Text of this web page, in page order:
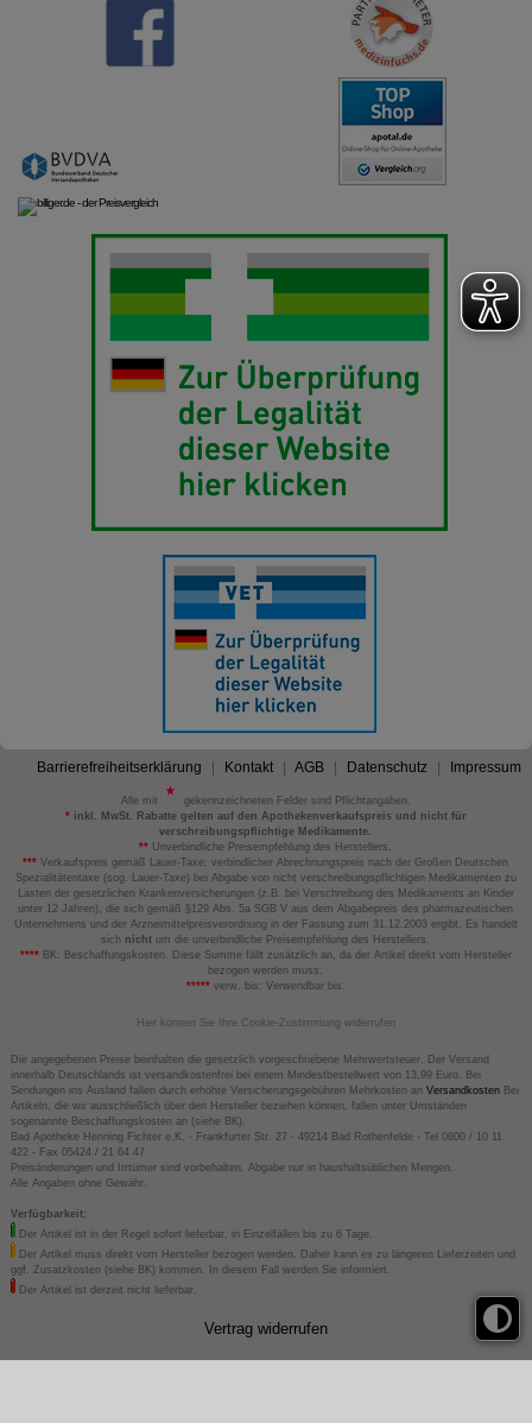
Barrierefreiheitserklärung Kontakt AGB Datenschutz Impressum
Alle mit
gekennzeichneten Felder sind Pflichtangaben.
*inkl. MwSt. Rabatte gelten auf den Apothekenverkaufspreis und nicht für
verschreibungspflichtige Medikamente.
** Unverbindliche Preisempfehlung des Herstellers.
*** Verkaufspreis gemäß Lauer-Taxe; verbindlicher Abrechnungspreis nach der Großen Deutschen
Spezialitätentaxe (sog. Lauer-Taxe) bei Abgabe von nicht verschreibungspflichtigen Medikamenten zu
Lasten der gesetzlichen Krankenversicherungen (z.B. bei Verschreibung des Medikaments an Kinder
unter 12 Jahren), die sich gemäß §129 Abs. 5a SGB V aus dem Abgabepreis des pharmazeutischen
Unternehmens und der Arzneimittelpreisverordnung in der Fassung zum 31.12.2003 ergibt. Es handelt
sich nicht um die unverbindliche Preisempfehlung des Herstellers.
****BK: Beschaffungskosten. Diese Summe fällt zusätzlich an, da der Artikel direkt vom Hersteller
bezogen werden muss.
*****verw. bis: Verwendbar bis.
Hier können Sie Ihre Cookie-Zustimmung widerrufen
Die angegebenen Preise beinhalten die gesetzlich vorgeschriebene Mehrwertsteuer. Der Versand
innerhalb Deutschlands ist versandkostenfrei bei einem Mindestbestellwert von 13,99 Euro. Bei
Sendungen ins Ausland fallen durch erhöhte Versicherungsgebühren Mehrkosten an VersandkostenBei
Artikeln, die wir ausschließlich über den Hersteller beziehen können, fallen unter Umständen
sogenannte Beschaffungskosten an (siehe BK).
Bad Apotheke Henning Fichter e.K. - Frankfurter Str. 27 - 49214 Bad Rothenfelde - Tel 0800 / 10 11
422 - Fax 05424 / 21 64 47
Preisänderungen und Irrtümer sind vorbehalten. Abgabe nur in haushaltsüblichen Mengen.
Alle Angaben ohne Gewähr.
Verfügbarkeit:
Der Artikel ist in der Regel sofort lieferbar, in Einzelfällen bis zu 6 Tage.
Der Artikel muss direkt vom Hersteller bezogen werden. Daher kann es zu längeren Lieferzeiten und
ggf. Zusatzkosten (siehe BK) kommen. In diesem Fall werden Sie informiert.
Der Artikel ist derzeit nicht lieferbar.
Vertrag widerrufen